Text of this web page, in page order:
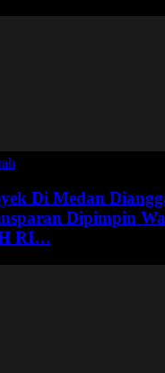
Di Medan
Dipimpin
RI…